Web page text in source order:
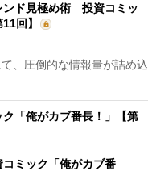
ンド見極め術 投資コミッ
回】
、圧倒的な情報量が詰め込
「俺がカブ番長！」【第
ミック「俺がカブ番